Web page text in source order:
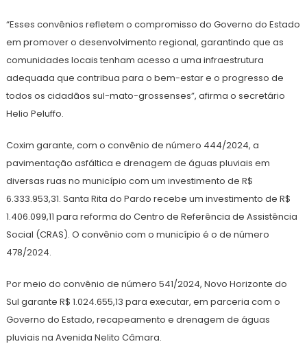
“Esses convênios refletem o compromisso do Governo do Estado
em promover o desenvolvimento regional, garantindo que as
comunidades locais tenham acesso a uma infraestrutura
adequada que contribua para o bem-estar e o progresso de
todos os cidadãos sul-mato-grossenses”, afirma o secretário
Helio Peluffo.
Coxim garante, com o convênio de número 444/2024, a
pavimentação asfáltica e drenagem de águas pluviais em
diversas ruas no município com um investimento de R$
6.333.953,31. Santa Rita do Pardo recebe um investimento de R$
1.406.099,11 para reforma do Centro de Referência de Assistência
Social (CRAS). O convênio com o município é o de número
478/2024.
Por meio do convênio de número 541/2024, Novo Horizonte do
Sul garante R$ 1.024.655,13 para executar, em parceria com o
Governo do Estado, recapeamento e drenagem de águas
pluviais na Avenida Nelito Câmara.